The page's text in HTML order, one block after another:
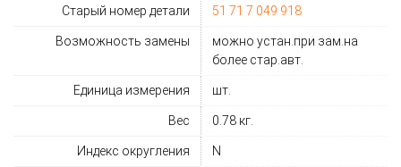
Старый номер детали 51 71 7 049 918
Возможность замены
можно устан.при зам.на
более стар.авт.
Единица измерения шт.
Вес 0.78 кг.
Индекс округления N